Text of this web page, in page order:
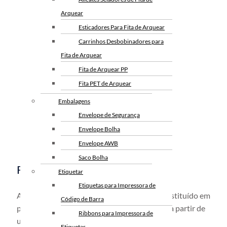
Arquear
Esticadores Para Fita de Arquear
Carrinhos Desbobinadores para
Fita de Arquear
Fita de Arquear PP
Fita PET de Arquear
Arquear
Embalagens
Envelope de Segurança
Envelope Bolha
Envelope AWB
Saco Bolha
Etiquetar
Etiquetas para Impressora de
Código de Barra
Ribbons para Impressora de
Fita Gomada Com Reforço
A fita gomada com reforço
é um produto constituído em
p
ft que é um tipo de papel fabricado a partir de
uma mistura de fibras de celulose.